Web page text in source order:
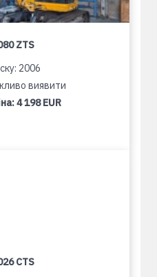
ZTS
2006
виявити
4 198 EUR
CTS